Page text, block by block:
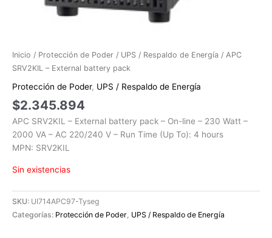
Inicio / Protección de Poder / UPS / Respaldo de Energía / APC
SRV2KIL – External battery pack
Protección de Poder, UPS / Respaldo de Energía
$2.345.894
APC SRV2KIL – External battery pack – On-line – 230 Watt –
2000 VA – AC 220/240 V – Run Time (Up To): 4 hours
MPN: SRV2KIL
Sin existencias
SKU: UI714APC97-Tyseg
Categorías: Protección de Poder, UPS / Respaldo de Energía